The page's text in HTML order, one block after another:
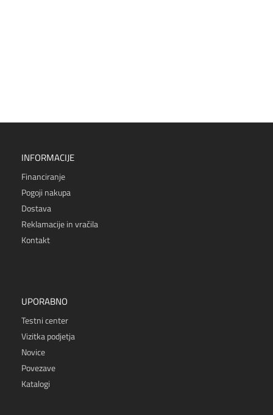
INFORMACIJE
Financiranje
Pogoji nakupa
Dostava
Reklamacije in vračila
Kontakt
UPORABNO
Testni center
Vizitka podjetja
Novice
Povezave
Katalogi